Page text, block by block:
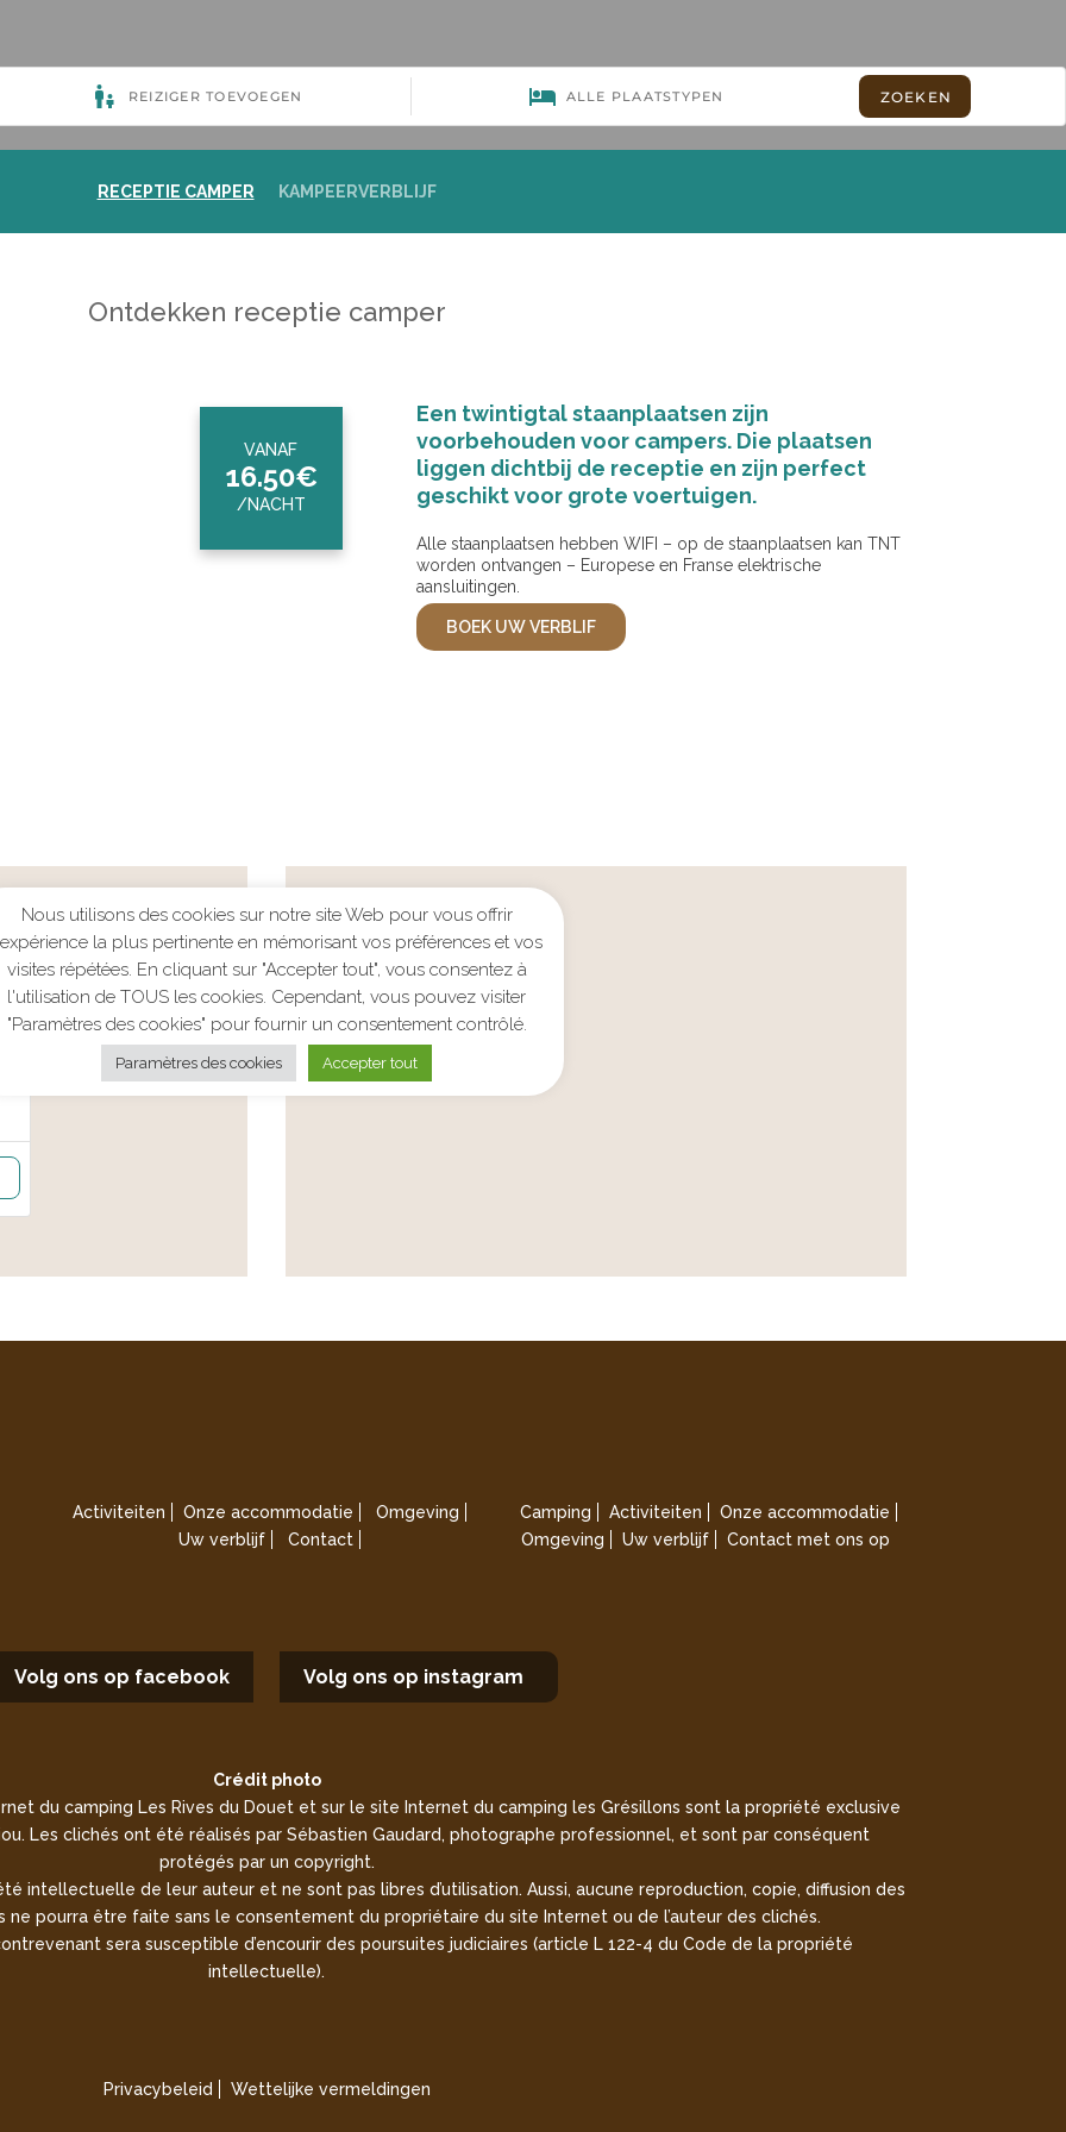
RECEPTIE CAMPER KAMPEERVERBLIJF
Ontdekken receptie camper
VANAF
16.50€
/NACHT
Een twintigtal staanplaatsen zijn
voorbehouden voor campers. Die plaatsen
liggen dichtbij de receptie en zijn perfect
geschikt voor grote voertuigen.
Alle staanplaatsen hebben WIFI – op de staanplaatsen kan TNT
worden ontvangen – Europese en Franse elektrische
aansluitingen.
BOEK UW VERBLIF
Activiteiten Onze accommodatie
Omgeving
Uw verblijf
Contact
Camping Activiteiten
Onze accommodatie
Omgeving
Uw verblijf Contact met ons op
Volg ons op facebook Volg ons op instagram
Crédit photo
du camping Les Rives du Douet et sur le site Internet du camping les Grésillons sont la propriété exclusive
Les clichés ont été réalisés par Sébastien Gaudard, photographe professionnel, et sont par conséquent
protégés par un copyright.
intellectuelle de leur auteur et ne sont pas libres d’utilisation. Aussi, aucune reproduction, copie, diffusion des
ne pourra être faite sans le consentement du propriétaire du site Internet ou de l’auteur des clichés.
sera susceptible d’encourir des poursuites judiciaires (article L 122-4 du Code de la propriété
intellectuelle).
Privacybeleid Wettelijke vermeldingen
Nous utilisons des cookies sur notre site Web pour vous offrir
la plus pertinente en mémorisant vos préférences et vos
visites répétées. En cliquant sur "Accepter tout", vous consentez à
l'utilisation de TOUS les cookies. Cependant, vous pouvez visiter
"Paramètres des cookies" pour fournir un consentement contrôlé.
Paramètres des cookies Accepter tout